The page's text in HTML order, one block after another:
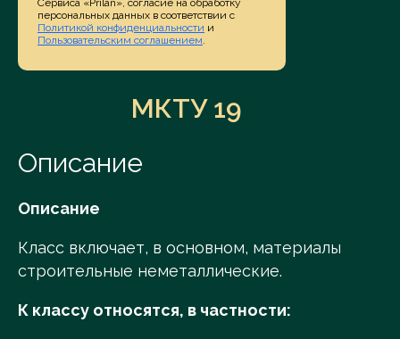
МКТУ 19
Описание
Описание
Класс включает, в основном, материалы
строительные неметаллические.
К классу относятся, в частности:
Сервиса «Prilan», согласие на обработку
персональных данных в соответствии с
Политикой конфиденциальности и
Пользовательским соглашением.